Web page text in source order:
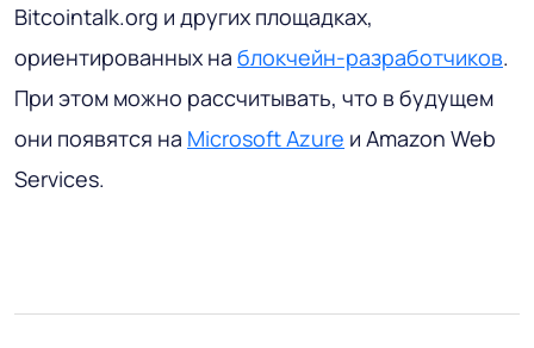
Bitcointalk.org и других площадках,
ориентированных на блокчейн-разработчиков.
При этом можно рассчитывать, что в будущем
они появятся на Microsoft Azure и Amazon Web
Services.